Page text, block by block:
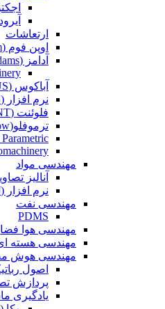
ارتعاشات
اوپن فوم (OpenFoam)
آدامز (MSC Adams)
آباکوس (ABAQUS)
نرم افزار (EES)
فلوئنت (FLUENT)
ترموفلو(Thermoflow)
مهندسی مواد
آنالیز
نرم افزار (ImageJ)
مهندسی نفت
PDMS
مهندسی هوا فضا
مهندسی هسته
مهندسی هوش
اصول
پردازش
یادگیری